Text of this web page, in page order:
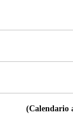
(Calendario